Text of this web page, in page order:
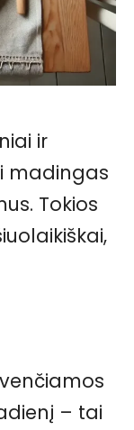
ir
madingas
Tokios
– tai